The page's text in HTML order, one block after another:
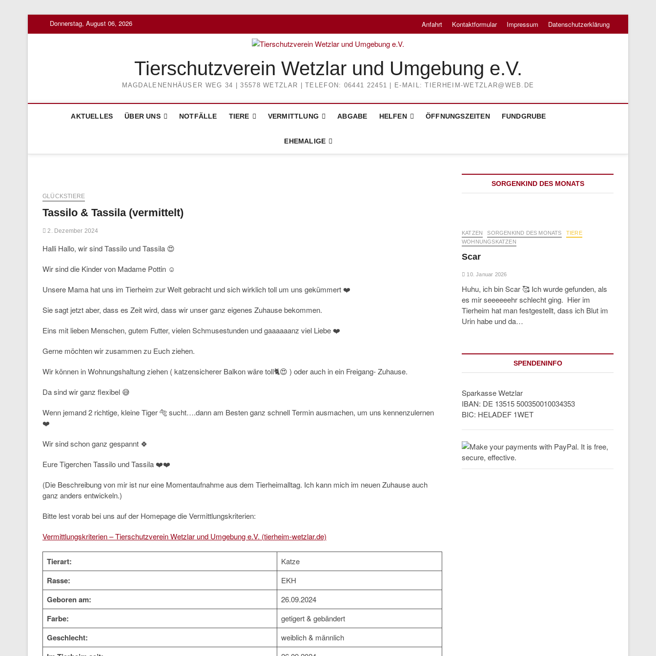
Donnerstag, August 06, 2026 Anfahrt Kontaktformular Impressum Datenschutzerklärung
Tierschutzverein Wetzlar und Umgebung e.V.
MAGDALENENHÄUSER WEG 34 | 35578 WETZLAR | TELEFON: 06441 22451 | E-MAIL: TIERHEIM-WETZLAR@WEB.DE
AKTUELLES ÜBER UNS NOTFÄLLE TIERE VERMITTLUNG ABGABE HELFEN ÖFFNUNGSZEITEN FUNDGRUBE
EHEMALIGE
GLÜCKSTIERE
Tassilo & Tassila (vermittelt)
2. Dezember 2024
Halli Hallo, wir sind Tassilo und Tassila 😍
Wir sind die Kinder von Madame Pottin ☺️
Unsere Mama hat uns im Tierheim zur Welt gebracht und sich wirklich toll um uns gekümmert ❤️
Sie sagt jetzt aber, dass es Zeit wird, dass wir unser ganz eigenes Zuhause bekommen.
Eins mit lieben Menschen, gutem Futter, vielen Schmusestunden und gaaaaaanz viel Liebe ❤️
Gerne möchten wir zusammen zu Euch ziehen.
Wir können in Wohnungshaltung ziehen ( katzensicherer Balkon wäre toll🐈😍 ) oder auch in ein Freigang- Zuhause.
Da sind wir ganz flexibel 😅
Wenn jemand 2 richtige, kleine Tiger 🐅 sucht….dann am Besten ganz schnell Termin ausmachen, um uns kennenzulernen
❤️
Wir sind schon ganz gespannt 🍀
Eure Tigerchen Tassilo und Tassila ❤️❤️
(Die Beschreibung von mir ist nur eine Momentaufnahme aus dem Tierheimalltag. Ich kann mich im neuen Zuhause auch
ganz anders entwickeln.)
Bitte lest vorab bei uns auf der Homepage die Vermittlungskriterien:
Vermittlungskriterien – Tierschutzverein Wetzlar und Umgebung e.V. (tierheim-wetzlar.de)
Tierart: Katze
Rasse: EKH
Geboren am: 26.09.2024
Farbe: getigert & gebändert
Geschlecht: weiblich & männlich
SORGENKIND DES MONATS
KATZEN SORGENKIND DES MONATS
TIERE
WOHNUNGSKATZEN
Scar
10. Januar 2026
Huhu, ich bin Scar 🥰 Ich wurde gefunden, als
es mir seeeeeehr schlecht ging. Hier im
Tierheim hat man festgestellt, dass ich Blut im
Urin habe und da…
SPENDENINFO
Sparkasse Wetzlar
IBAN: DE 13515 500350010034353
BIC: HELADEF 1WET